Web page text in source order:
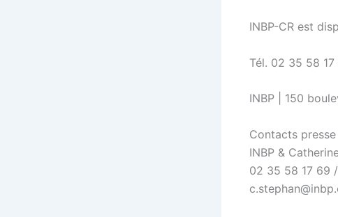
INBP-CR est
Tél. 02 35 58
INBP | 150
Contacts presse
INBP &
02 35 58 17 69